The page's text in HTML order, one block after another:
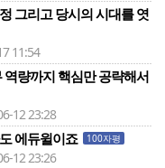
그리고 당시의 시대를 엿
11:54
량까지 핵심만 공략해서
12 23:28
에듀윌이죠 100자평
12 23:26